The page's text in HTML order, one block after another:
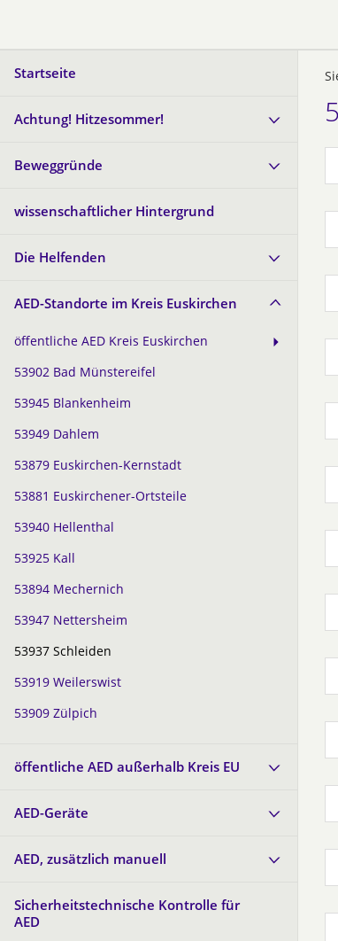
Startseite
Achtung! Hitzesommer!
Beweggründe
wissenschaftlicher Hintergrund
Die Helfenden
AED-Standorte im Kreis Euskirchen
öffentliche AED Kreis Euskirchen
53902 Bad Münstereifel
53945 Blankenheim
53949 Dahlem
53879 Euskirchen-Kernstadt
53881 Euskirchener-Ortsteile
53940 Hellenthal
53925 Kall
53894 Mechernich
53947 Nettersheim
53937 Schleiden
53919 Weilerswist
53909 Zülpich
öffentliche AED außerhalb Kreis EU
AED-Geräte
AED, zusätzlich manuell
Sicherheitstechnische Kontrolle für
AED